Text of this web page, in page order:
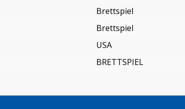
Brettspiel
Brettspiel
USA
BRETTSPIEL